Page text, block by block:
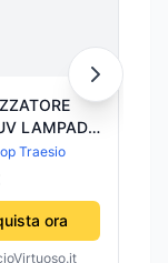
LAMPADA
8W
Traesio
ora